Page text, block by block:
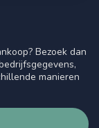
Bezoek dan
manieren